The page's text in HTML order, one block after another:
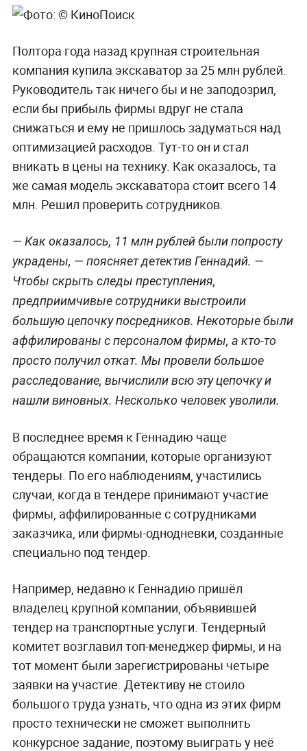
Полтора года назад крупная строительная
компания купила экскаватор за 25 млн рублей.
Руководитель так ничего бы и не заподозрил,
если бы прибыль фирмы вдруг не стала
снижаться и ему не пришлось задуматься над
оптимизацией расходов. Тут-то он и стал
вникать в цены на технику. Как оказалось, та
же самая модель экскаватора стоит всего 14
млн. Решил проверить сотрудников.
— Как оказалось, 11 млн рублей были попросту
украдены, — поясняет детектив Геннадий. —
Чтобы скрыть следы преступления,
предприимчивые сотрудники выстроили
большую цепочку посредников. Некоторые были
аффилированы с персоналом фирмы, а кто-то
просто получил откат. Мы провели большое
расследование, вычислили всю эту цепочку и
нашли виновных. Несколько человек уволили.
В последнее время к Геннадию чаще
обращаются компании, которые организуют
тендеры. По его наблюдениям, участились
случаи, когда в тендере принимают участие
фирмы, аффилированные с сотрудниками
заказчика, или фирмы-однодневки, созданные
специально под тендер.
Например, недавно к Геннадию пришёл
владелец крупной компании, объявившей
тендер на транспортные услуги. Тендерный
комитет возглавил топ-менеджер фирмы, и на
тот момент были зарегистрированы четыре
заявки на участие. Детективу не стоило
большого труда узнать, что одна из этих фирм
просто технически не сможет выполнить
конкурсное задание, поэтому выиграть у неё